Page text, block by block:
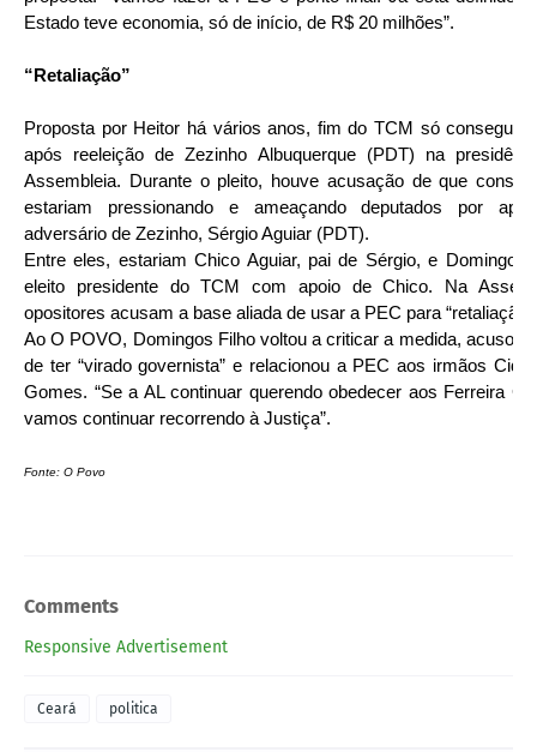
Estado teve economia, só de início, de R$ 20 milhões”.
“Retaliação”
Proposta por Heitor há vários anos, fim do TCM só conseguiu
após reeleição de Zezinho Albuquerque (PDT) na
Assembleia. Durante o pleito, houve acusação de que
estariam pressionando e ameaçando deputados por
adversário de Zezinho, Sérgio Aguiar (PDT).
Entre eles, estariam Chico Aguiar, pai de Sérgio, e Domingos
eleito presidente do TCM com apoio de Chico. Na
opositores acusam a base aliada de usar a PEC para “retaliação”.
Ao O POVO, Domingos Filho voltou a criticar a medida, acusou
de ter “virado governista” e relacionou a PEC aos irmãos Cid
Gomes. “Se a AL continuar querendo obedecer aos Ferreira
vamos continuar recorrendo à Justiça”.
Fonte: O Povo
Comments
Responsive Advertisement
Ceará politica